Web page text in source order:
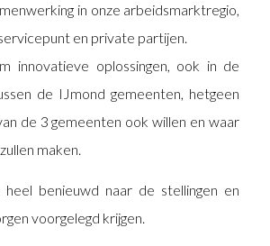
in onze arbeidsmarktregio,
en private partijen.
innovatieve oplossingen, ook in de
de IJmond gemeenten, hetgeen
de 3 gemeenten ook willen en waar
maken.
heel benieuwd naar de stellingen en
voorgelegd krijgen.